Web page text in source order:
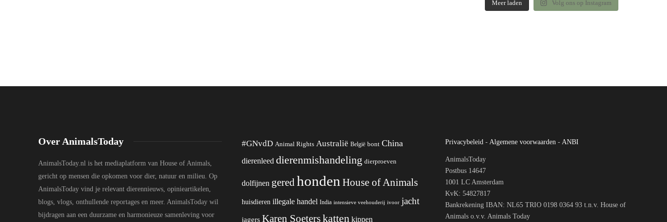
Meer laden Volg ons op Instagram
Over AnimalsToday
AnimalsToday.nl is het mediaplatform van House of Animals,
gericht op mensen die opkomen voor dier, natuur en milieu. Op
AnimalsToday vind je relevant dierennieuws, opinieartikelen,
blogs, vlogs, onthullende reportages en meer. AnimalsToday wil
bijdragen aan een duurzame en harmonieuze samenleving voor
#GNvdD Animal Rights Australië België bont China
dierenleed dierenmishandeling dierproeven
dolfijnen gered honden House of Animals
huisdieren illegale handel India intensieve veehouderij ivoor jacht
jagers Karen Soeterskatten kippen
Privacybeleid - Algemene voorwaarden - ANBI
AnimalsToday
Postbus 14647
1001 LC Amsterdam
KvK: 54827817
Bankrekening IBAN: NL65 TRIO 0198 0364 93 t.n.v. House of
Animals o.v.v. Animals Today